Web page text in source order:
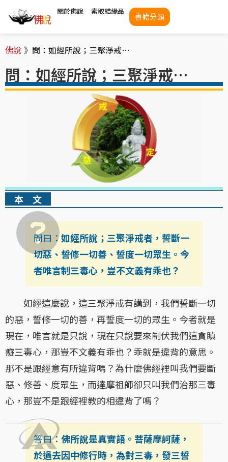
關於佛說 索取結緣品
書籍分類
佛說 》 問：如經所說；三聚淨戒…
問：如經所說；三聚淨戒…
本 文
問曰：如經所說；三聚淨戒者，誓斷一
切惡、誓修一切善、誓度一切眾生。今
者唯言制三毒心，豈不文義有乖也？
如經這麼說，這三聚淨戒有講到，我們誓斷一切
的惡，誓修一切的善，再誓度一切的眾生。今者就是
現在，唯言就是只說，現在只說要來制伏我們這貪瞋
癡三毒心，那豈不文義有乖也？乖就是違背的意思。
那不是跟經意有所違背嗎？為什麼佛經裡叫我們要斷
惡、修善、度眾生，而達摩祖師卻只叫我們治那三毒
心，那豈不是跟經裡教的相違背了嗎？
答曰： 佛所說是真實語。菩薩摩訶薩，
於過去因中修行時，為對三毒，發三誓